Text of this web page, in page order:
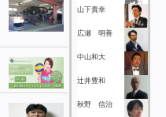
山下貴幸
広瀬 明善
中山和大
辻井豊和
秋野 信治